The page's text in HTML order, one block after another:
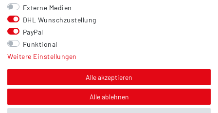
Zahlung
Vertrag widerrufen
Sonstiges
Hinweis zur Entsorgung von Altbatterien & Altöl
Über uns
Externe Medien
DHL Wunschzustellung
PayPal
Funktional
Weitere Einstellungen
Alle akzeptieren
Alle ablehnen